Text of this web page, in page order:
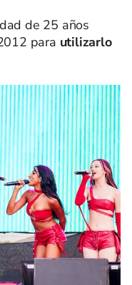
de 25 años
para utilizarlo